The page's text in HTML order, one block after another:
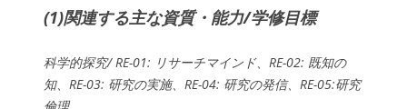
(1)関連する主な資質・能力/学修目標
科学的探究/ RE-01: リサーチマインド、RE-02: 既知の
知、RE-03: 研究の実施、RE-04: 研究の発信、RE-05:研究